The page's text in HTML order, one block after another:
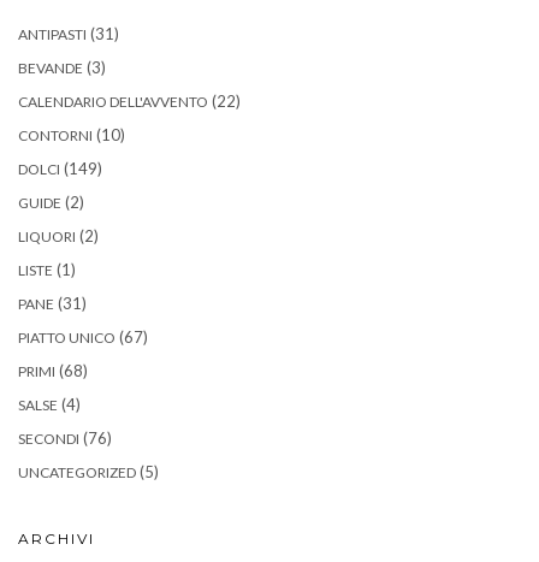
ANTIPASTI (31)
BEVANDE (3)
CALENDARIO DELL'AVVENTO (22)
CONTORNI (10)
DOLCI (149)
GUIDE (2)
LIQUORI (2)
LISTE (1)
PANE (31)
PIATTO UNICO (67)
PRIMI (68)
SALSE (4)
SECONDI (76)
UNCATEGORIZED (5)
ARCHIVI